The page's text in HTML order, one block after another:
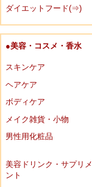
ダイエットフード(⇒)
●美容・コスメ・香水
スキンケア
ヘアケア
ボディケア
メイク雑貨・小物
男性用化粧品
美容ドリンク・サプリメ
ント